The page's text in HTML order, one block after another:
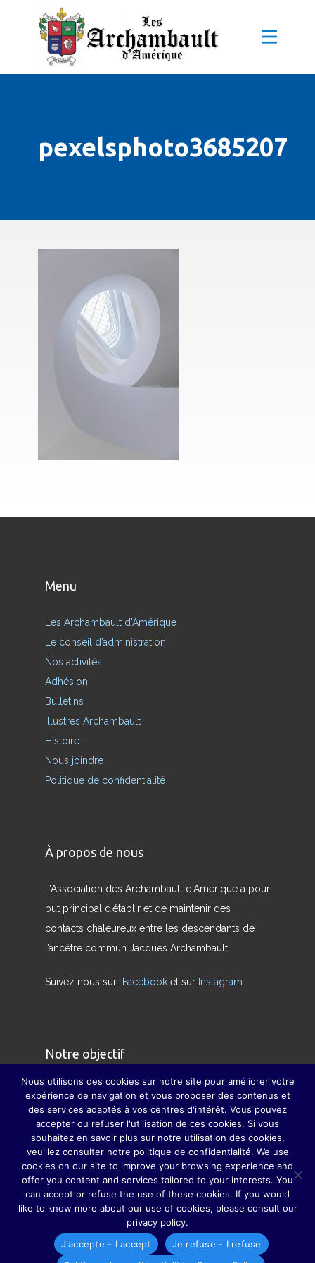
pexelsphoto3685207
Menu
Les Archambault d’Amérique
Le conseil d’administration
Nos activités
Adhésion
Bulletins
Illustres Archambault
Histoire
Nous joindre
Politique de confidentialité
À propos de nous
L’Association des Archambault d’Amérique a pour
but principal d’établir et de maintenir des
contacts chaleureux entre les descendants de
l’ancêtre commun Jacques Archambault.
Suivez nous sur Facebook et sur Instagram
Notre objectif
Nous avons pour but de redonner son sens
véritable à la famille et à pallier, dans la mesure
du possible, la disparition des grandes fêtes de
famille, grâce auxquelles parents, grands-
parents, sœurs, frères, oncles, tantes, cousins et
cousines ne se perdaient guère de vue.
Nous utilisons des cookies sur notre site pour améliorer votre
expérience de navigation et vous proposer des contenus et
des services adaptés à vos centres d'intérêt. Vous pouvez
accepter ou refuser l'utilisation de ces cookies. Si vous
souhaitez en savoir plus sur notre utilisation des cookies,
veuillez consulter notre politique de confidentialité. We use
cookies on our site to improve your browsing experience and
offer you content and services tailored to your interests. You
can accept or refuse the use of these cookies. If you would
like to know more about our use of cookies, please consult our
privacy policy.
J'accepte - I accept
Je refuse - I refuse